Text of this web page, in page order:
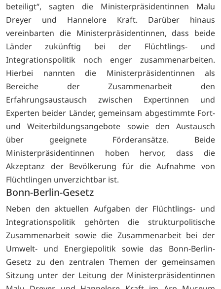
beteiligt“, sagten die Ministerpräsidentinnen Malu
Dreyer und Hannelore Kraft. Darüber hinaus
vereinbarten die Ministerpräsidentinnen, dass beide
Länder zukünftig bei der Flüchtlings- und
Integrationspolitik noch enger zusammenarbeiten.
Hierbei nannten die Ministerpräsidentinnen als
Bereiche der Zusammenarbeit den
Erfahrungsaustausch zwischen Expertinnen und
Experten beider Länder, gemeinsam abgestimmte Fort-
und Weiterbildungsangebote sowie den Austausch
über geeignete Förderansätze. Beide
Ministerpräsidentinnen hoben hervor, dass die
Akzeptanz der Bevölkerung für die Aufnahme von
Flüchtlingen unverzichtbar ist.
Bonn-Berlin-Gesetz
Neben den aktuellen Aufgaben der Flüchtlings- und
Integrationspolitik gehörten die strukturpolitische
Zusammenarbeit sowie die Zusammenarbeit bei der
Umwelt- und Energiepolitik sowie das Bonn-Berlin-
Gesetz zu den zentralen Themen der gemeinsamen
Sitzung unter der Leitung der Ministerpräsidentinnen